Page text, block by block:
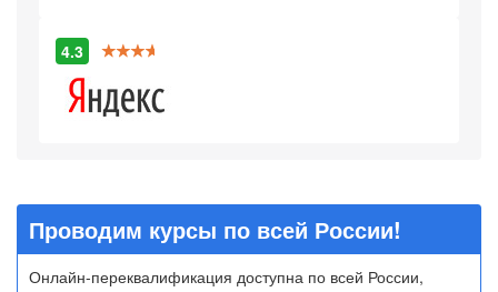
4.3
Проводим курсы по всей России!
Онлайн-переквалификация доступна по всей России,